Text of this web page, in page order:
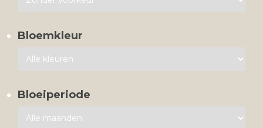
Bloemkleur
Bloeiperiode